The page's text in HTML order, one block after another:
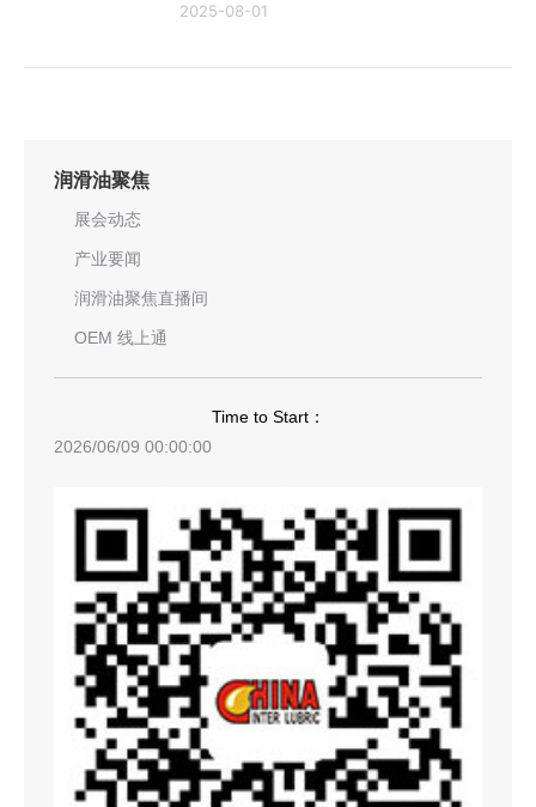
2025-08-01
润滑油聚焦
展会动态
产业要闻
润滑油聚焦直播间
OEM 线上通
Time to Start：
2026/06/09 00:00:00